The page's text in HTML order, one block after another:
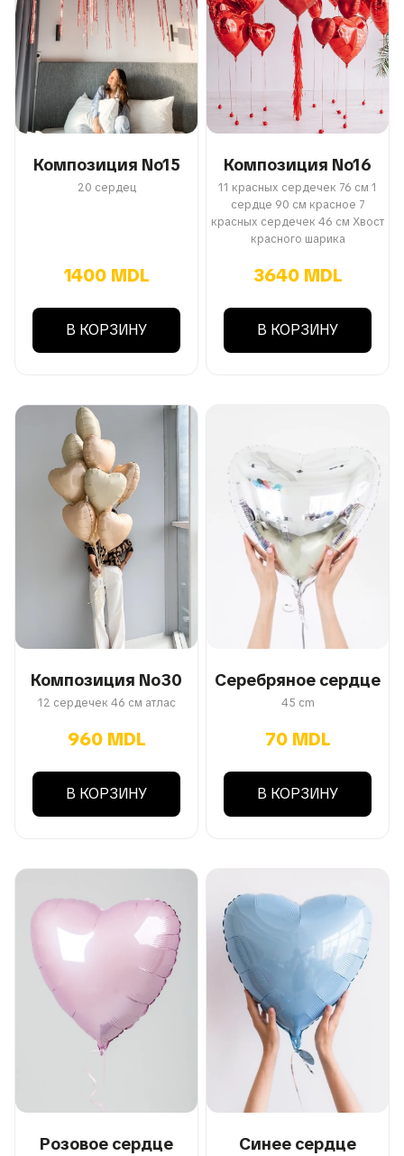
Композиция No15
20 сердец
1400 MDL
В КОРЗИНУ
Композиция No16
11 красных сердечек 76 см 1
сердце 90 см красное 7
красных сердечек 46 см Хвост
красного шарика
3640 MDL
В КОРЗИНУ
Композиция No30
12 сердечек 46 см атлас
960 MDL
В КОРЗИНУ
Серебряное сердце
45 cm
70 MDL
В КОРЗИНУ
Розовое сердце Синее сердце